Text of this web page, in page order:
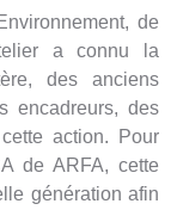
de
a connu la
des anciens
encadreurs, des
action. Pour
de ARFA, cette
génération afin